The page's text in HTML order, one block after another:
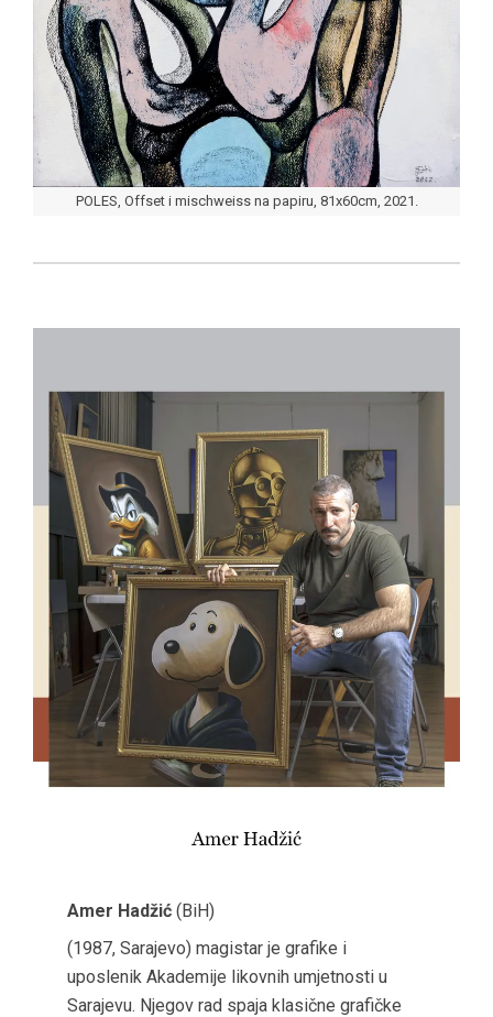
POLES, Offset i mischweiss na papiru, 81x60cm, 2021.
Amer Hadžić (BiH)
(1987, Sarajevo) magistar je grafike i
uposlenik Akademije likovnih umjetnosti u
Sarajevu. Njegov rad spaja klasične grafičke